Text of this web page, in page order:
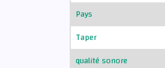
Pays
Taper
qualité sonore